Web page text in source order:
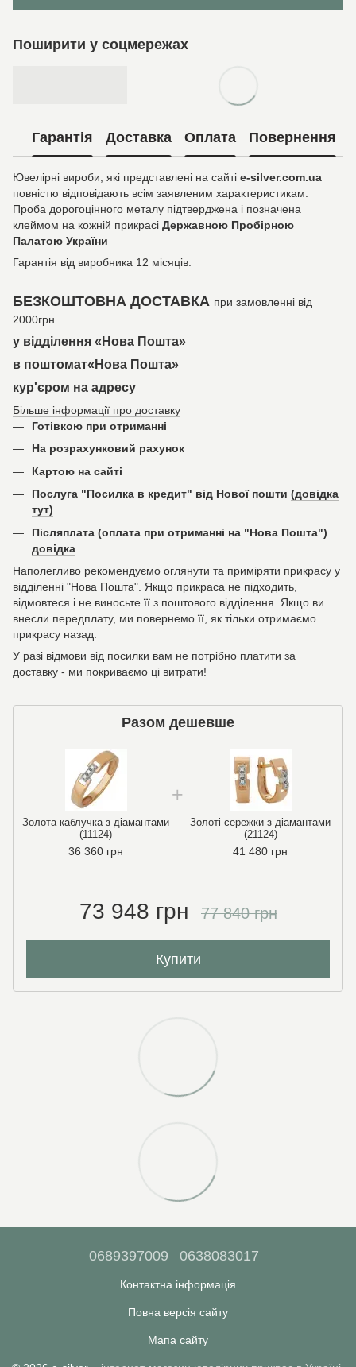
Поширити у соцмережах
Гарантія Доставка Оплата Повернення
Ювелірні вироби, які представлені на сайті e-silver.com.ua
повністю відповідають всім заявленим характеристикам.
Проба дорогоцінного металу підтверджена і позначена
клеймом на кожній прикрасі Державною Пробірною
Палатою України
Гарантія від виробника 12 місяців.
БЕЗКОШТОВНА ДОСТАВКА при замовленні від
2000грн
у відділення «Нова Пошта»
в поштомат«Нова Пошта»
кур'єром на адресу
Більше інформації про доставку
Готівкою при отриманні
На розрахунковий рахунок
Картою на сайті
Послуга "Посилка в кредит" від Нової пошти (довідка
тут)
Післяплата (оплата при отриманні на "Нова Пошта")
довідка
Наполегливо рекомендуємо оглянути та приміряти прикрасу у
відділенні "Нова Пошта". Якщо прикраса не підходить,
відмовтеся і не виносьте її з поштового відділення. Якщо ви
внесли передплату, ми повернемо її, як тільки отримаємо
прикрасу назад.
У разі відмови від посилки вам не потрібно платити за
доставку - ми покриваємо ці витрати!
Разом дешевше
Золота каблучка з діамантами
(11124)
36 360 грн
Золоті сережки з діамантами
(21124)
41 480 грн
73 948 грн 77 840 грн
Купити
0689397009 0638083017
Контактна інформація
Повна версія сайту
Мапа сайту